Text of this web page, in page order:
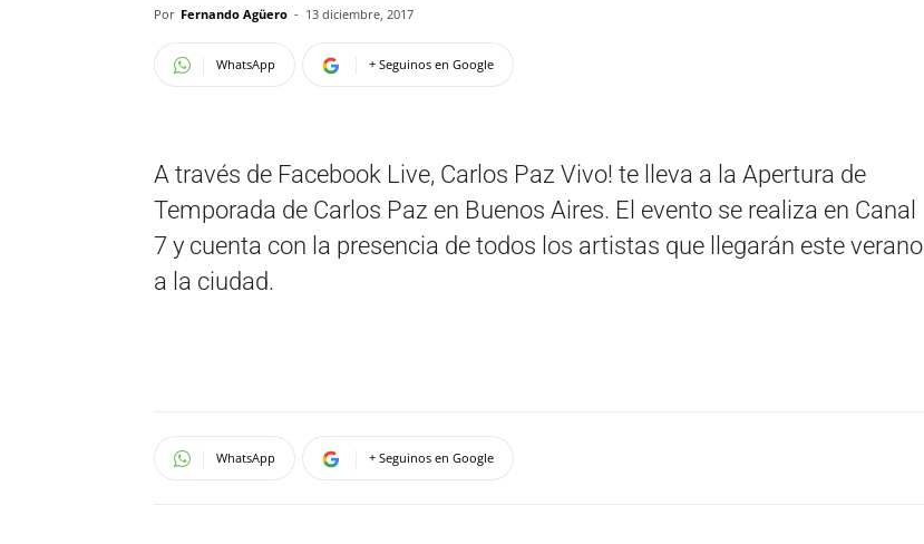
Por Fernando Agüero - 13 diciembre, 2017
WhatsApp + Seguinos en Google
A través de Facebook Live, Carlos Paz Vivo! te lleva a la Apertura de
Temporada de Carlos Paz en Buenos Aires. El evento se realiza en Canal
7 y cuenta con la presencia de todos los artistas que llegarán este verano
a la ciudad.
WhatsApp + Seguinos en Google